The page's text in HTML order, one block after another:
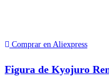
Comprar en Aliexpress
Figura de Kyojuro